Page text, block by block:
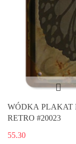
WÓDKA PLAKAT
RETRO #20023
55.30